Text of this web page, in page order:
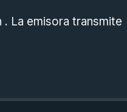
La emisora transmite